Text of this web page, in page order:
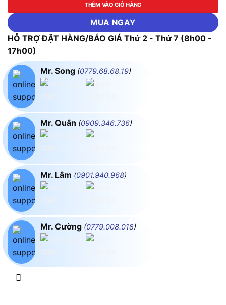
THÊM VÀO GIỎ HÀNG
MUA NGAY
HỖ TRỢ ĐẶT HÀNG/BÁO GIÁ Thứ 2 - Thứ 7 (8h00 -
17h00)
Mr. Song (0779.68.68.19)
Mr. Quân (0909.346.736)
Mr. Lâm (0901.940.968)
Mr. Cường (0779.008.018)